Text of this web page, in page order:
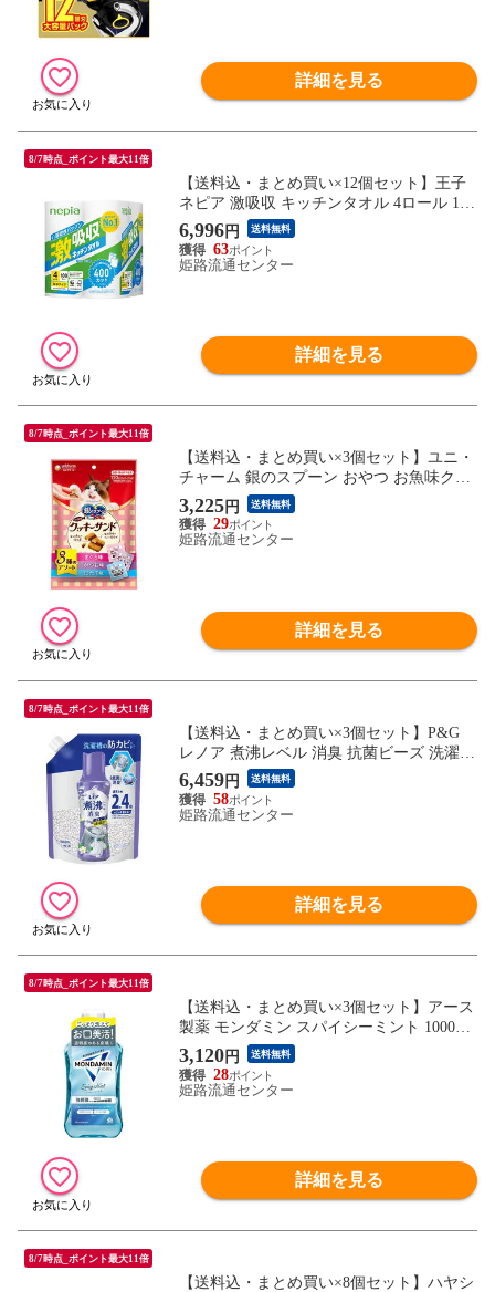
詳細を見る
8/7時点_ポイント最大11倍
【送料込・まとめ買い×12個セット】王子
ネピア 激吸収 キッチンタオル 4ロール 100
カット キッチンペーパー
6,996円 送料無料
63
姫路流通センター
詳細を見る
8/7時点_ポイント最大11倍
【送料込・まとめ買い×3個セット】ユニ・
チャーム 銀のスプーン おやつ お魚味クッ
キーサンド 3種のアソート まぐろ & かつ
お & ほたて味 120g 猫用おやつ
3,225円 送料無料
29
姫路流通センター
詳細を見る
8/7時点_ポイント最大11倍
【送料込・まとめ買い×3個セット】P&G
レノア 煮沸レベル 消臭 抗菌ビーズ 洗濯槽
の防カビ クリーンフレッシュの香り つめ
かえ用 特大 1040mL
6,459円 送料無料
58
姫路流通センター
詳細を見る
8/7時点_ポイント最大11倍
【送料込・まとめ買い×3個セット】アース
製薬 モンダミン スパイシーミント 1000ml
マウスウォッシュ
3,120円 送料無料
28
姫路流通センター
詳細を見る
8/7時点_ポイント最大11倍
【送料込・まとめ買い×8個セット】ハヤシ